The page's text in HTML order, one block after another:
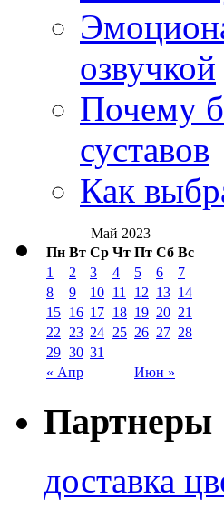
озвучкой
Почему
суставов
Как
Май 2023
Пн Вт Ср Чт Пт Сб Вс
« Апр Июн »
1 2 3 4 5 6
7
8
9 10 11 12 13 14
15 16 17 18 19 20 21
22
23 24 25 26 27 28
29 30 31
Партнеры
доставка